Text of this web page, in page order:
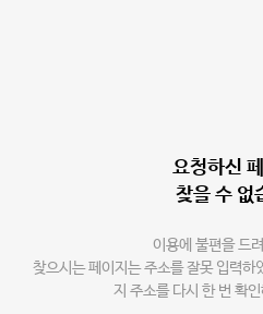
요청하신
찾을 수 없
이용에 불편을 드
찾으시는 페이지는 주소를 잘못 입력하
지 주소를 다시 한 번 확